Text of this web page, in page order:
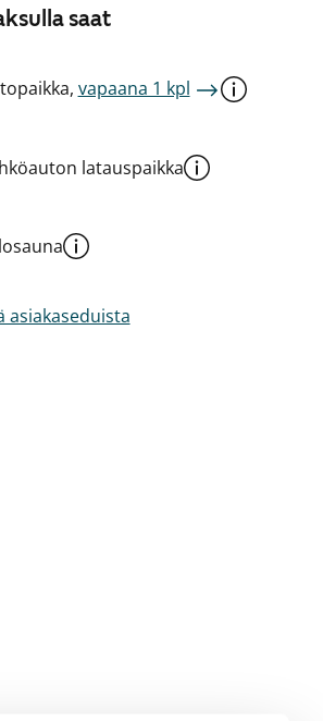
saat
vapaana 1 kpl
latauspaikka
asiakaseduista